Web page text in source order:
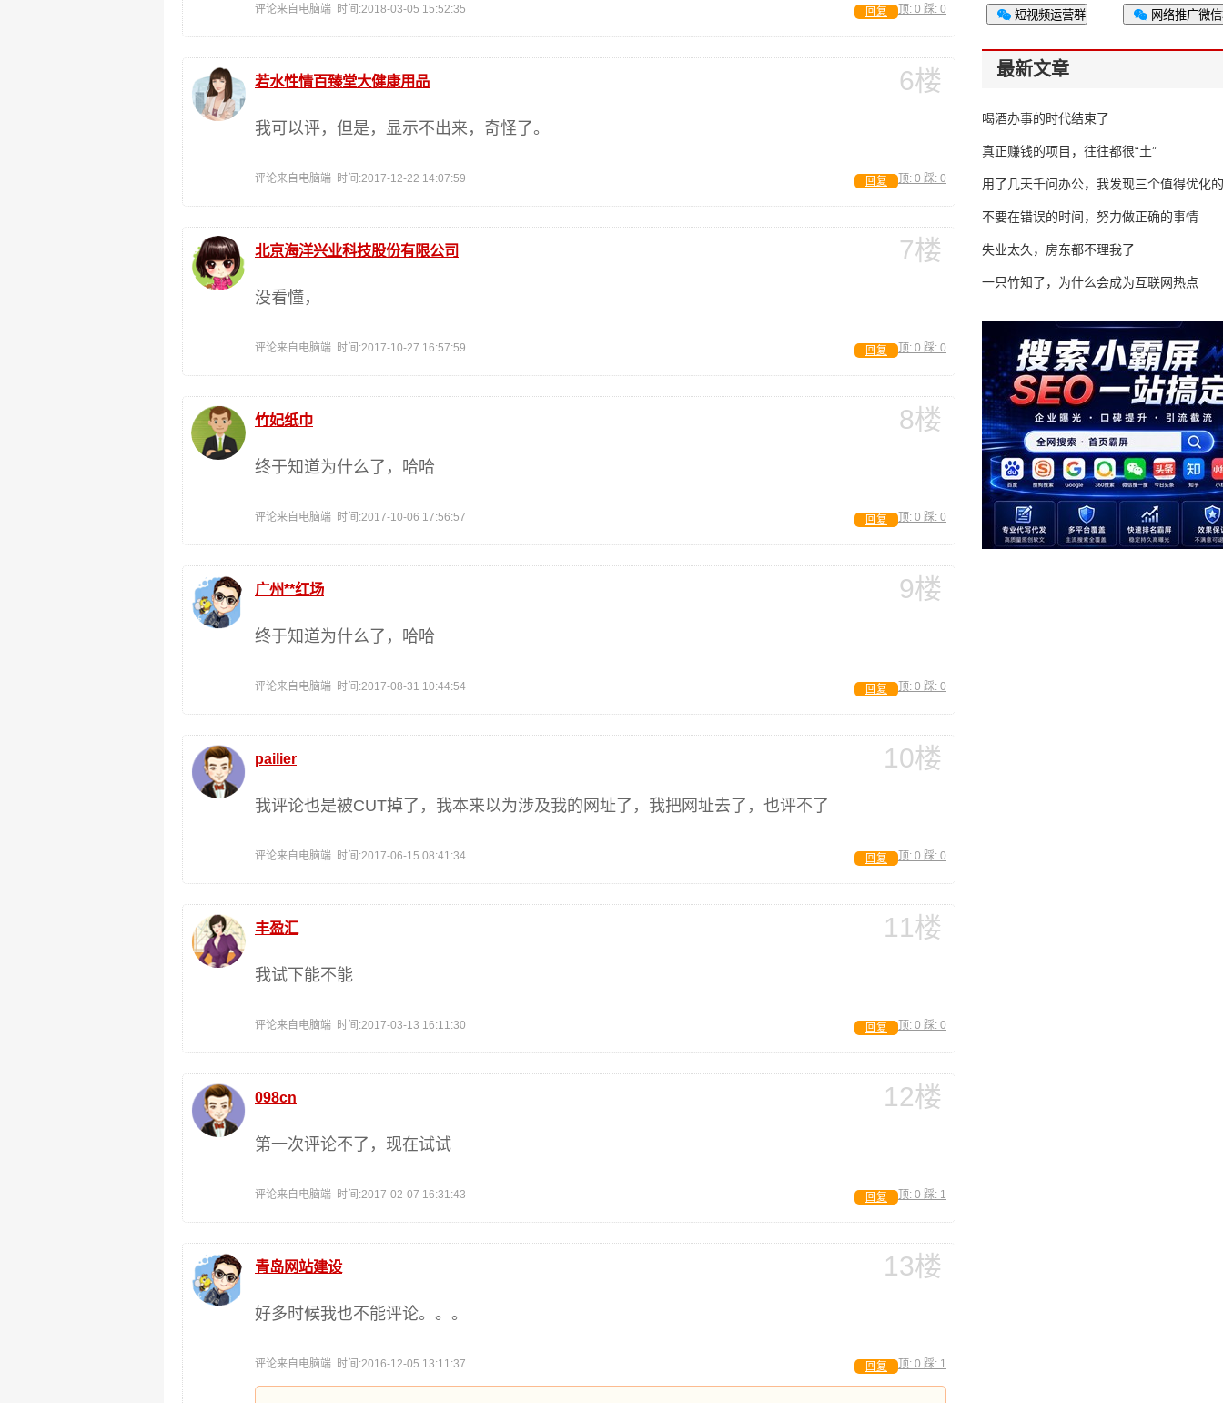
评论来自电脑端 时间:2018-03-05 15:52:35 顶: 0 踩: 0
回复
6楼
若水性情百臻堂大健康用品
我可以评，但是，显示不出来，奇怪了。
评论来自电脑端 时间:2017-12-22 14:07:59 顶: 0 踩: 0
回复
7楼
北京海洋兴业科技股份有限公司
没看懂，
评论来自电脑端 时间:2017-10-27 16:57:59 顶: 0 踩: 0
回复
8楼
竹妃纸巾
终于知道为什么了，哈哈
评论来自电脑端 时间:2017-10-06 17:56:57 顶: 0 踩: 0
回复
9楼
广州**红场
终于知道为什么了，哈哈
评论来自电脑端 时间:2017-08-31 10:44:54 顶: 0 踩: 0
回复
10楼
pailier
我评论也是被CUT掉了，我本来以为涉及我的网址了，我把网址去了，也评不了
评论来自电脑端 时间:2017-06-15 08:41:34 顶: 0 踩: 0
回复
11楼
丰盈汇
我试下能不能
评论来自电脑端 时间:2017-03-13 16:11:30 顶: 0 踩: 0
回复
12楼
098cn
第一次评论不了，现在试试
评论来自电脑端 时间:2017-02-07 16:31:43 顶: 0 踩: 1
回复
13楼
青岛网站建设
好多时候我也不能评论。。。
评论来自电脑端 时间:2016-12-05 13:11:37 顶: 0 踩: 1
回复
短视频运营群 网络推广微
最新文章
喝酒办事的时代结束了
真正赚钱的项目，往往都很“土”
用了几天千问办公，我发现三个值得优化
不要在错误的时间，努力做正确的事情
失业太久，房东都不理我了
一只竹知了，为什么会成为互联网热点